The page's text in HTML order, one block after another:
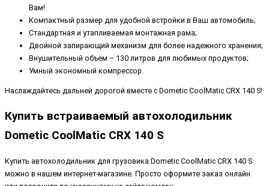
Вам!
Компактный размер для удобной встройки в Ваш автомобиль;
Стандартная и утапливаемая монтажная рама;
Двойной запирающий механизм для более надежного хранения;
Внушительный объем – 130 литров для любимых продуктов;
Умный экономный компрессор.
Наслаждайтесь дальней дорогой вместе с Dometic CoolMatic CRX 140 S!
Купить встраиваемый автохолодильник
Dometic CoolMatic CRX 140 S
Купить автохолодильник для грузовика Dometic CoolMatic CRX 140 S
можно в нашем интернет-магазине. Просто оформите заказ онлайн